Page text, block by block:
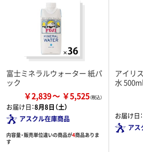
富士ミネラルウォーター 紙パ
ック
￥2,839 ￥5,525
お届け日：8月8日（土）
アスクル在庫商品
内容量・販売単位違いの商品が4商品ありま
す
アイリ
水 500ml
お届け日：
アス